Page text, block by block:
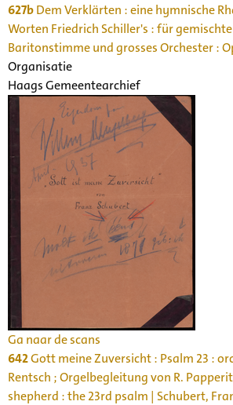
627bDem Verklärten : eine hymnische
Worten Friedrich Schiller's : für
Baritonstimme und grosses Orchester :
Organisatie
Haags Gemeentearchief
Ga naar de scans
642Gott meine Zuversicht : Psalm 23 :
Rentsch ; Orgelbegleitung von R.
shepherd : the 23rd psalm | Schubert,